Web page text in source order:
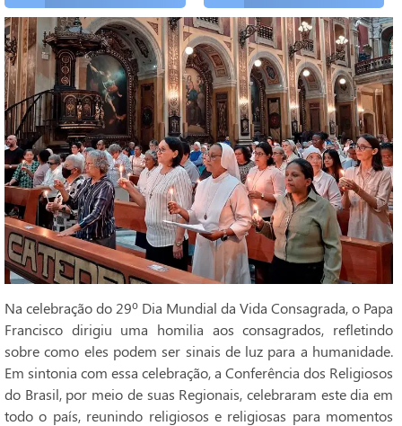
Na celebração do 29º Dia Mundial da Vida Consagrada, o Papa
Francisco dirigiu uma homilia aos consagrados, refletindo
sobre como eles podem ser sinais de luz para a humanidade.
Em sintonia com essa celebração, a Conferência dos Religiosos
do Brasil, por meio de suas Regionais, celebraram este dia em
todo o país, reunindo religiosos e religiosas para momentos